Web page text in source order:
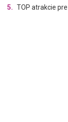
5. TOP atrakcie